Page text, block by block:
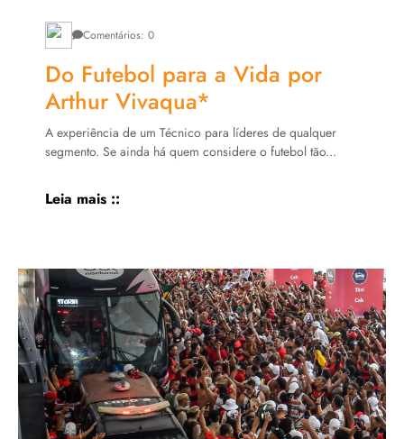
Comentários: 0
Do Futebol para a Vida por
Arthur Vivaqua*
A experiência de um Técnico para líderes de qualquer
segmento. Se ainda há quem considere o futebol tão...
Leia mais ::